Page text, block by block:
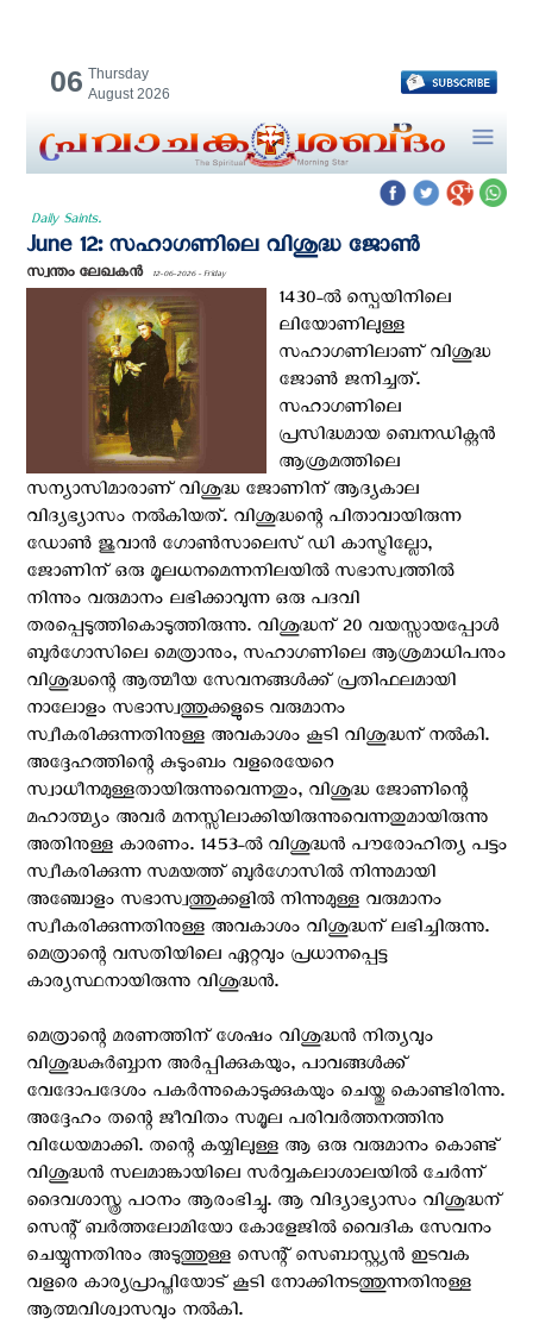
06 Thursday
August 2026
Daily Saints.
June 12: സഹാഗണിലെ വിശുദ്ധ ജോണ്‍
സ്വന്തം ലേഖകന്‍ 12-06-2026 - Friday
1430-ല്‍ സ്പെയിനിലെ
ലിയോണിലുള്ള
സഹാഗണിലാണ് വിശുദ്ധ
ജോണ്‍ ജനിച്ചത്.
സഹാഗണിലെ
പ്രസിദ്ധമായ ബെനഡിക്റ്റന്‍
ആശ്രമത്തിലെ
സന്യാസിമാരാണ് വിശുദ്ധ ജോണിന് ആദ്യകാല
വിദ്യഭ്യാസം നല്‍കിയത്. വിശുദ്ധന്റെ പിതാവായിരുന്ന
ഡോണ്‍ ജുവാന്‍ ഗോണ്‍സാലെസ് ഡി കാസ്ട്രില്ലോ,
ജോണിന് ഒരു മൂലധനമെന്നനിലയില്‍ സഭാസ്വത്തില്‍
നിന്നും വരുമാനം ലഭിക്കാവുന്ന ഒരു പദവി
തരപ്പെടുത്തികൊടുത്തിരുന്നു. വിശുദ്ധന് 20 വയസ്സായപ്പോള്‍
ബുര്‍ഗോസിലെ മെത്രാനും, സഹാഗണിലെ ആശ്രമാധിപനും
വിശുദ്ധന്റെ ആത്മീയ സേവനങ്ങള്‍ക്ക് പ്രതിഫലമായി
നാലോളം സഭാസ്വത്തുക്കളുടെ വരുമാനം
സ്വീകരിക്കുന്നതിനുള്ള അവകാശം കൂടി വിശുദ്ധന് നല്‍കി.
അദ്ദേഹത്തിന്റെ കുടുംബം വളരെയേറെ
സ്വാധീനമുള്ളതായിരുന്നുവെന്നതും, വിശുദ്ധ ജോണിന്റെ
മഹാത്മ്യം അവര്‍ മനസ്സിലാക്കിയിരുന്നുവെന്നതുമായിരുന്നു
അതിനുള്ള കാരണം. 1453-ല്‍ വിശുദ്ധന്‍ പൗരോഹിത്യ പട്ടം
സ്വീകരിക്കുന്ന സമയത്ത് ബുര്‍ഗോസില്‍ നിന്നുമായി
അഞ്ചോളം സഭാസ്വത്തുക്കളില്‍ നിന്നുമുള്ള വരുമാനം
സ്വീകരിക്കുന്നതിനുള്ള അവകാശം വിശുദ്ധന് ലഭിച്ചിരുന്നു.
മെത്രാന്റെ വസതിയിലെ ഏറ്റവും പ്രധാനപ്പെട്ട
കാര്യസ്ഥനായിരുന്നു വിശുദ്ധന്‍.
മെത്രാന്റെ മരണത്തിന് ശേഷം വിശുദ്ധന്‍ നിത്യവും
വിശുദ്ധകുര്‍ബ്ബാന അര്‍പ്പിക്കുകയും, പാവങ്ങള്‍ക്ക്
വേദോപദേശം പകര്‍ന്നുകൊടുക്കുകയും ചെയ്തു കൊണ്ടിരിന്നു.
അദ്ദേഹം തന്റെ ജീവിതം സമൂല പരിവര്‍ത്തനത്തിനു
വിധേയമാക്കി. തന്റെ കയ്യിലുള്ള ആ ഒരു വരുമാനം കൊണ്ട്
വിശുദ്ധന്‍ സലമാങ്കായിലെ സര്‍വ്വകലാശാലയില്‍ ചേര്‍ന്ന്
ദൈവശാസ്ത്ര പഠനം ആരംഭിച്ചു. ആ വിദ്യാഭ്യാസം വിശുദ്ധന്
സെന്റ്‌ ബര്‍ത്തലോമിയോ കോളേജില്‍ വൈദിക സേവനം
ചെയ്യുന്നതിനും അടുത്തുള്ള സെന്റ്‌ സെബാസ്റ്റ്യന്‍ ഇടവക
വളരെ കാര്യപ്രാപ്തിയോട് കൂടി നോക്കിനടത്തുന്നതിനുള്ള
ആത്മവിശ്വാസവും നല്‍കി.